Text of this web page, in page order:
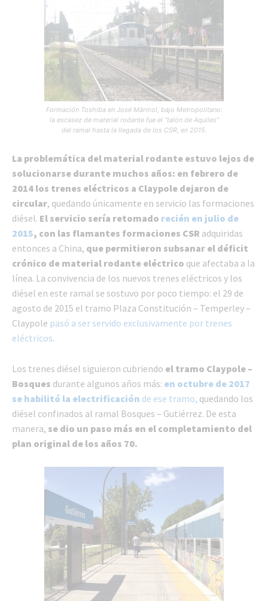
Formación Toshiba en José Mármol, bajo Metropolitano:
la escasez de material rodante fue el “talón de Aquiles”
del ramal hasta la llegada de los CSR, en 2015.
La problemática del material rodante estuvo lejos de
solucionarse durante muchos años: en febrero de
2014 los trenes eléctricos a Claypole dejaron de
circular, quedando únicamente en servicio las formaciones
diésel. El servicio sería retomado recién en julio de
2015, con las flamantes formaciones CSR adquiridas
entonces a China, que permitieron subsanar el déficit
crónico de material rodante eléctrico que afectaba a la
línea. La convivencia de los nuevos trenes eléctricos y los
diésel en este ramal se sostuvo por poco tiempo: el 29 de
agosto de 2015 el tramo Plaza Constitución – Temperley –
Claypole pasó a ser servido exclusivamente por trenes
eléctricos.
Los trenes diésel siguieron cubriendo el tramo Claypole –
Bosques durante algunos años más: en octubre de 2017
se habilitó la electrificación de ese tramo, quedando los
diésel confinados al ramal Bosques – Gutiérrez. De esta
manera, se dio un paso más en el completamiento del
plan original de los años 70.